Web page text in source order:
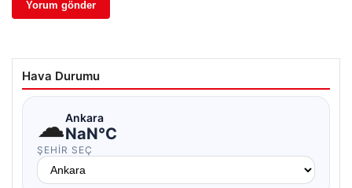
Hava Durumu
☁Ankara
NaN°C
ŞEHIR SEÇ